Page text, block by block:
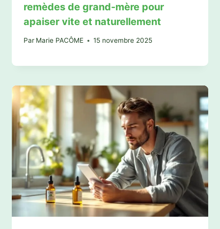
remèdes de grand-mère pour
apaiser vite et naturellement
Par Marie PACÔME 15 novembre 2025